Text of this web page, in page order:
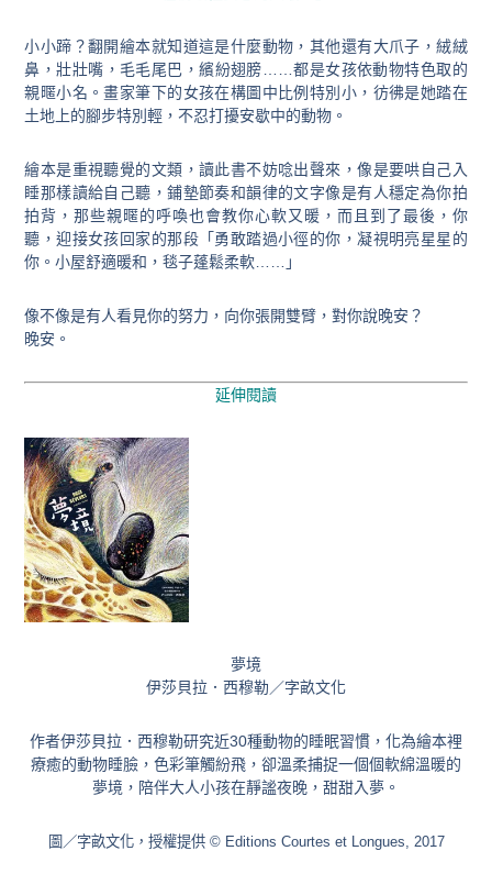
小小蹄？翻開繪本就知道這是什麼動物，其他還有大爪子，絨絨
鼻，壯壯嘴，毛毛尾巴，繽紛翅膀……都是女孩依動物特色取的
親暱小名。畫家筆下的女孩在構圖中比例特別小，彷彿是她踏在
土地上的腳步特別輕，不忍打擾安歇中的動物。
繪本是重視聽覺的文類，讀此書不妨唸出聲來，像是要哄自己入
睡那樣讀給自己聽，鋪墊節奏和韻律的文字像是有人穩定為你拍
拍背，那些親暱的呼喚也會教你心軟又暖，而且到了最後，你
聽，迎接女孩回家的那段「勇敢踏過小徑的你，凝視明亮星星的
你。小屋舒適暖和，毯子蓬鬆柔軟……」
像不像是有人看見你的努力，向你張開雙臂，對你說晚安？
晚安。
延伸閱讀
夢境
伊莎貝拉．西穆勒／字畝文化
作者伊莎貝拉．西穆勒研究近30種動物的睡眠習慣，化為繪本裡
療癒的動物睡臉，色彩筆觸紛飛，卻溫柔捕捉一個個軟綿溫暖的
夢境，陪伴大人小孩在靜謐夜晚，甜甜入夢。
圖／字畝文化，授權提供 © Editions Courtes et Longues, 2017